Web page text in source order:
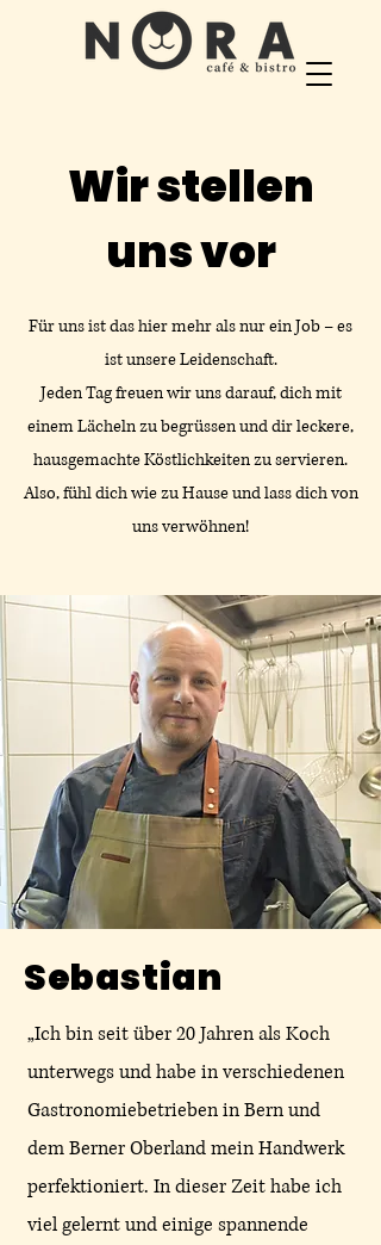
Wir stellen
uns vor
Für uns ist das hier mehr als nur ein Job – es
ist unsere Leidenschaft.
Jeden Tag freuen wir uns darauf, dich mit
einem Lächeln zu begrüssen und dir leckere,
hausgemachte Köstlichkeiten zu servieren.
Also, fühl dich wie zu Hause und lass dich von
uns verwöhnen!
Sebastian
„Ich bin seit über 20 Jahren als Koch
unterwegs und habe in verschiedenen
Gastronomiebetrieben in Bern und
dem Berner Oberland mein Handwerk
perfektioniert. In dieser Zeit habe ich
viel gelernt und einige spannende